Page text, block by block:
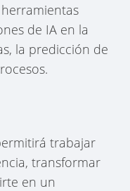
de IA en la
la predicción de
trabajar
transformar
en un